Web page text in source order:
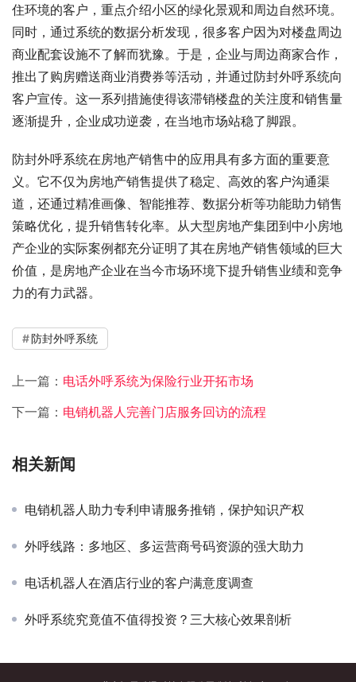
住环境的客户，重点介绍小区的绿化景观和周边自然环境。
同时，通过系统的数据分析发现，很多客户因为对楼盘周边
商业配套设施不了解而犹豫。于是，企业与周边商家合作，
推出了购房赠送商业消费券等活动，并通过防封外呼系统向
客户宣传。这一系列措施使得该滞销楼盘的关注度和销售量
逐渐提升，企业成功逆袭，在当地市场站稳了脚跟。
防封外呼系统在房地产销售中的应用具有多方面的重要意
义。它不仅为房地产销售提供了稳定、高效的客户沟通渠
道，还通过精准画像、智能推荐、数据分析等功能助力销售
策略优化，提升销售转化率。从大型房地产集团到中小房地
产企业的实际案例都充分证明了其在房地产销售领域的巨大
价值，是房地产企业在当今市场环境下提升销售业绩和竞争
力的有力武器。
防封外呼系统
上一篇： 电话外呼系统为保险行业开拓市场
下一篇： 电销机器人完善门店服务回访的流程
相关新闻
电销机器人助力专利申请服务推销，保护知识产权
外呼线路：多地区、多运营商号码资源的强大助力
电话机器人在酒店行业的客户满意度调查
外呼系统究竟值不值得投资？三大核心效果剖析